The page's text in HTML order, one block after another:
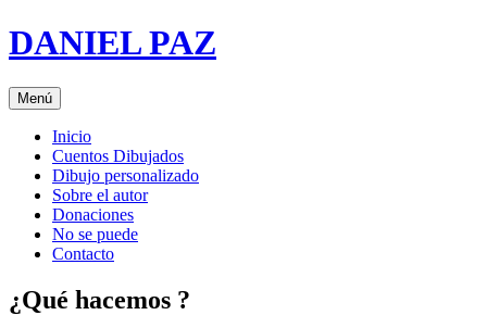
Saltar
al
DANIEL PAZ
Menú
Inicio
Cuentos Dibujados
Dibujo personalizado
Sobre el autor
Donaciones
No se puede
Contacto
¿Qué hacemos ?